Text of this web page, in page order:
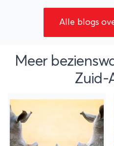
Alle blogs
Meer
Zuid-